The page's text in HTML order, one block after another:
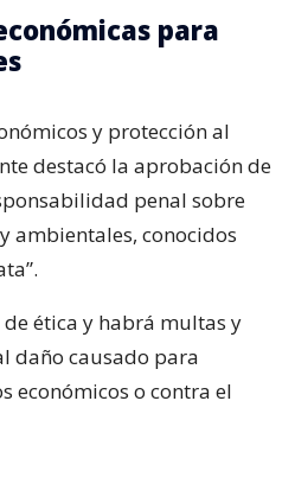
para
y protección al
destacó la aprobación de
penal sobre
ambientales, conocidos
de ética y habrá multas y
daño causado para
económicos o contra el